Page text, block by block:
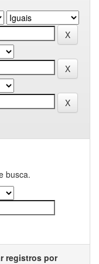
busca.
registros por